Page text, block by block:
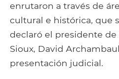
enrutaron a través de
cultural e histórica, que
declaró el presidente de
Sioux, David
presentación judicial.